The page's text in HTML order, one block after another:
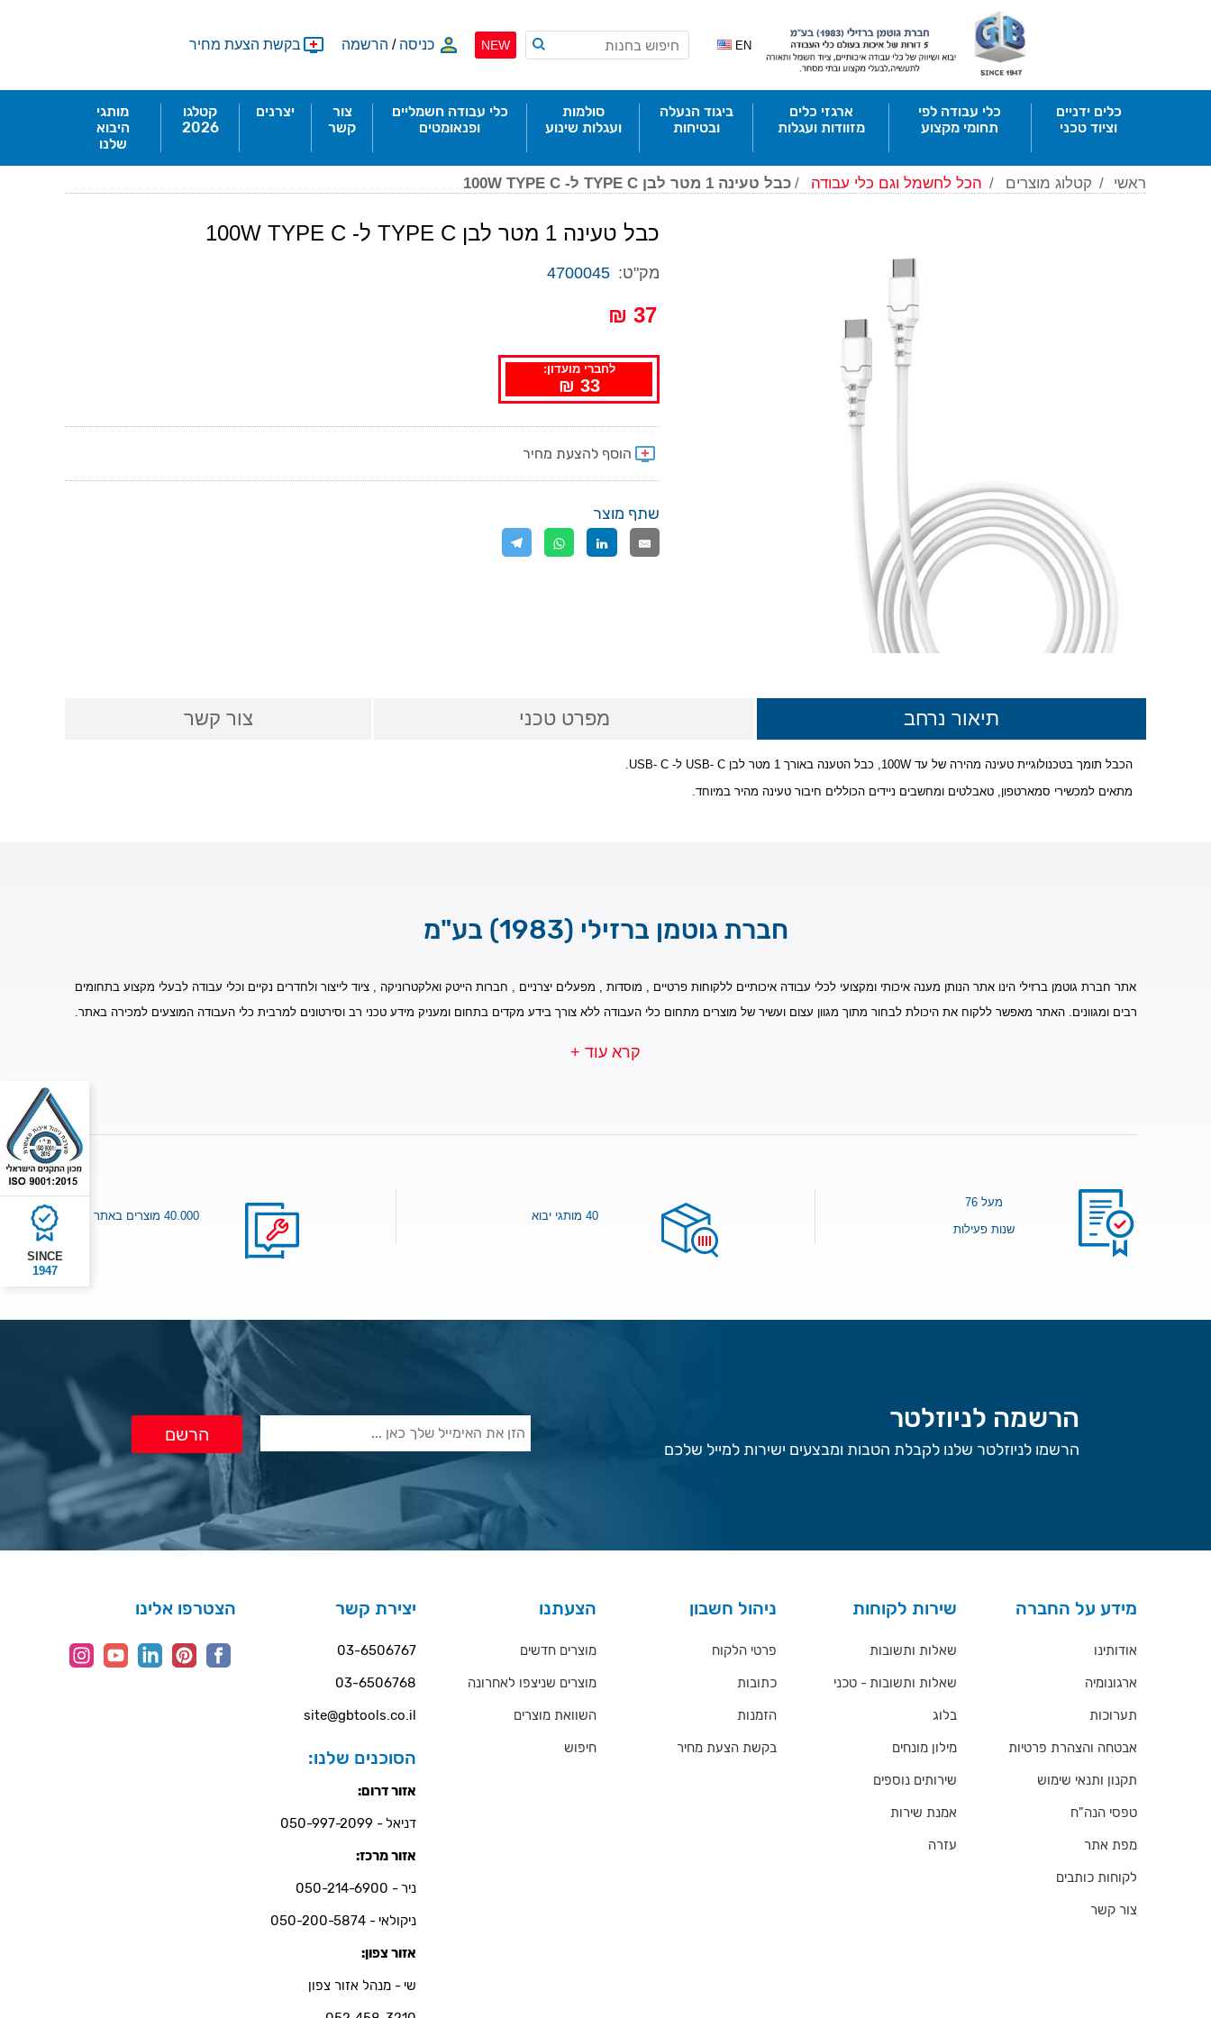
EN
NEW כניסה / הרשמה בקשת הצעת מחיר
כלים ידניים
וציוד טכני
כלי עבודה לפי
תחומי מקצוע
ארגזי כלים
מזוודות ועגלות
ביגוד הנעלה
ובטיחות
סולמות
ועגלות שינוע
כלי עבודה חשמליים
ופנאומטים
צור
קשר
יצרנים
קטלגו
2026
מותגי
היבוא
שלנו
ראשי / קטלוג מוצרים / הכל לחשמל וגם כלי עבודה / כבל טעינה 1 מטר לבן TYPE C ל- 100W TYPE C
כבל טעינה 1 מטר לבן TYPE C ל- 100W TYPE C
מק"ט: 4700045
37 ₪
לחברי מועדון:
33 ₪
שתף מוצר
תיאור נרחב מפרט טכני צור קשר
הכבל תומך בטכנולוגיית טעינה מהירה של עד 100W, כבל הטענה באורך 1 מטר לבן USB- C ל- USB- C.
מתאים למכשירי סמארטפון, טאבלטים ומחשבים ניידים הכוללים חיבור טעינה מהיר במיוחד.
SINCE
1947
חברת גוטמן ברזילי (1983) בע"מ
אתר חברת גוטמן ברזילי הינו אתר הנותן מענה איכותי ומקצועי לכלי עבודה איכותיים ללקוחות פרטיים , מוסדות , מפעלים יצרניים , חברות הייטק ואלקטרוניקה , ציוד לייצור ולחדרים נקיים וכלי עבודה לבעלי מקצוע בתחומים
רבים ומגוונים. האתר מאפשר ללקוח את היכולת לבחור מתוך מגוון עצום ועשיר של מוצרים מתחום כלי העבודה ללא צורך בידע מקדים בתחום ומעניק מידע טכני רב וסירטונים למרבית כלי העבודה המוצעים למכירה באתר.
קרא עוד +
מעל 76
שנות פעילות
40 מותגי יבוא 40.000 מוצרים באתר
הרשמה לניוזלטר
הרשמו לניוזלטר שלנו לקבלת הטבות ומבצעים ישירות למייל שלכם
מידע על החברה
אודותינו
ארגונומיה
תערוכות
אבטחה והצהרת פרטיות
תקנון ותנאי שימוש
טפסי הנה"ח
מפת אתר
לקוחות כותבים
צור קשר
שירות לקוחות
שאלות ותשובות
שאלות ותשובות - טכני
בלוג
מילון מונחים
שירותים נוספים
אמנת שירות
עזרה
ניהול חשבון
פרטי הלקוח
כתובות
הזמנות
בקשת הצעת מחיר
הצעתנו
מוצרים חדשים
מוצרים שניצפו לאחרונה
השוואת מוצרים
חיפוש
יצירת קשר
03-6506767
03-6506768
site@gbtools.co.il
הסוכנים שלנו:
אזור דרום:
דניאל - 050-997-2099
אזור מרכז:
ניר - 050-214-6900
ניקולאי - 050-200-5874
אזור צפון:
שי - מנהל אזור צפון
הצטרפו אלינו